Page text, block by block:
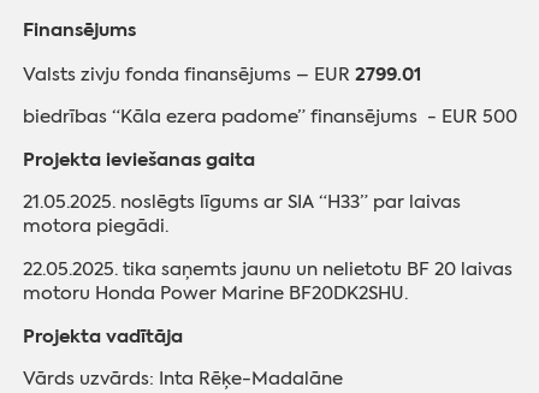
Finansējums
Valsts zivju fonda finansējums – EUR 2799.01
biedrības “Kāla ezera padome” finansējums - EUR 500
Projekta ieviešanas gaita
21.05.2025. noslēgts līgums ar SIA “H33” par laivas
motora piegādi.
22.05.2025. tika saņemts jaunu un nelietotu BF 20 laivas
motoru Honda Power Marine BF20DK2SHU.
Projekta vadītāja
Vārds uzvārds: Inta Rēķe-Madalāne